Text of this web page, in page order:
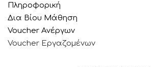
Πληροφορική
Δια Βίου Μάθηση
Voucher Ανέργων
Voucher Εργαζομένων